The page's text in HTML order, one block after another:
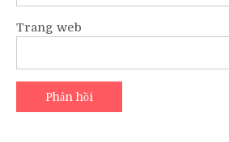
Trang web